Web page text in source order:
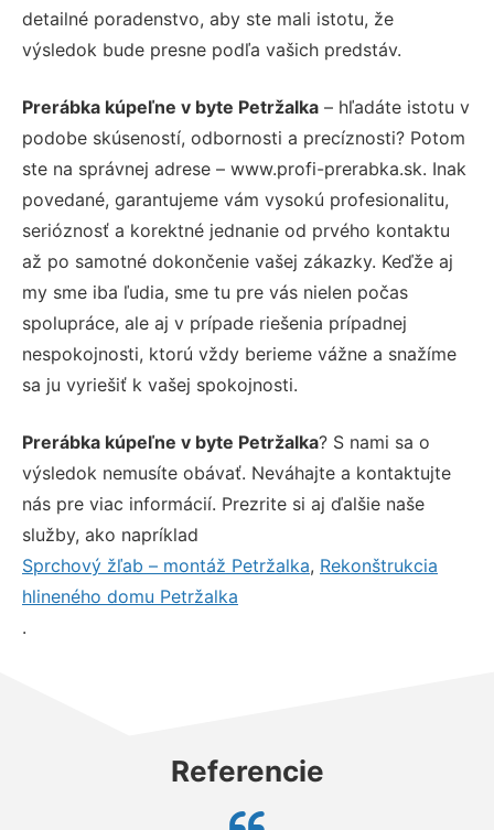
detailné poradenstvo, aby ste mali istotu, že
výsledok bude presne podľa vašich predstáv.
Prerábka kúpeľne v byte Petržalka – hľadáte istotu v
podobe skúseností, odbornosti a precíznosti? Potom
ste na správnej adrese – www.profi-prerabka.sk. Inak
povedané, garantujeme vám vysokú profesionalitu,
serióznosť a korektné jednanie od prvého kontaktu
až po samotné dokončenie vašej zákazky. Keďže aj
my sme iba ľudia, sme tu pre vás nielen počas
spolupráce, ale aj v prípade riešenia prípadnej
nespokojnosti, ktorú vždy berieme vážne a snažíme
sa ju vyriešiť k vašej spokojnosti.
Prerábka kúpeľne v byte Petržalka? S nami sa o
výsledok nemusíte obávať. Neváhajte a kontaktujte
nás pre viac informácií. Prezrite si aj ďalšie naše
služby, ako napríklad
Sprchový žľab – montáž Petržalka, Rekonštrukcia
hlineného domu Petržalka
.
Referencie